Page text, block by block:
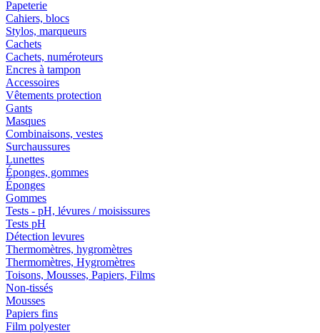
Papeterie
Cahiers, blocs
Stylos, marqueurs
Cachets
Cachets, numéroteurs
Encres à tampon
Accessoires
Vêtements protection
Gants
Masques
Combinaisons, vestes
Surchaussures
Lunettes
Éponges, gommes
Éponges
Gommes
Tests - pH, lévures / moisissures
Tests pH
Détection levures
Thermomètres, hygromètres
Thermomètres, Hygromètres
Toisons, Mousses, Papiers, Films
Non-tissés
Mousses
Papiers fins
Film polyester